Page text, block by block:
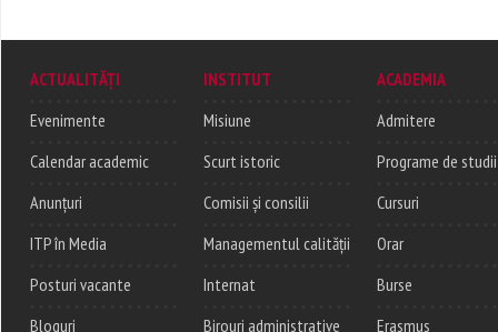
ACTUALITĂȚI
Evenimente
Calendar academic
Anunțuri
ITP în Media
Posturi vacante
Bloguri
INSTITUT
Misiune
Scurt istoric
Comisii și consilii
Managementul calității
Internat
Birouri administrative
ACADEMIA
Admitere
Programe de studii
Cursuri
Orar
Burse
Erasmus